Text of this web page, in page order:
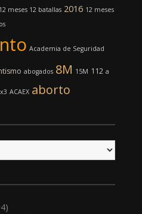
12 meses 12 batallas 2016 12 meses
Academia de Seguridad
abogados 8M 15M 112 a
ACAEX aborto